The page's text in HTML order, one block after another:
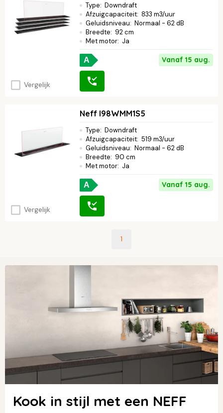
Vergelijk
Type: Downdraft
Afzuigcapaciteit: 833 m3/uur
Geluidsniveau: Normaal - 62 dB
Breedte: 92 cm
Met motor: Ja
A Vanaf 15 aug.
Vergelijk
Neff I98WMM1S5
Type: Downdraft
Afzuigcapaciteit: 519 m3/uur
Geluidsniveau: Normaal - 62 dB
Breedte: 90 cm
Met motor: Ja
A Vanaf 15 aug.
1
Kook in stijl met een NEFF